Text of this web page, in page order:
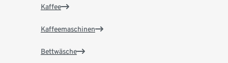
Kaffee
Kaffeemaschinen
Bettwäsche